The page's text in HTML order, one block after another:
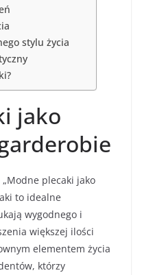
stylu życia
jako
plecaki jako
to idealne
wygodnego i
większej ilości
elementem życia
którzy